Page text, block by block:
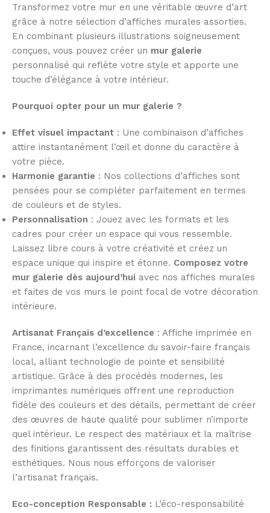
Transformez votre mur en une véritable œuvre d’art
grâce à notre sélection d’affiches murales assorties.
En combinant plusieurs illustrations soigneusement
conçues, vous pouvez créer un mur galerie
personnalisé qui reflète votre style et apporte une
touche d’élégance à votre intérieur.
Pourquoi opter pour un mur galerie ?
Effet visuel impactant : Une combinaison d’affiches
attire instantanément l’œil et donne du caractère à
votre pièce.
Harmonie garantie : Nos collections d’affiches sont
pensées pour se compléter parfaitement en termes
de couleurs et de styles.
Personnalisation : Jouez avec les formats et les
cadres pour créer un espace qui vous ressemble.
Laissez libre cours à votre créativité et créez un
espace unique qui inspire et étonne. Composez votre
mur galerie dès aujourd’hui avec nos affiches murales
et faites de vos murs le point focal de votre décoration
intérieure.
Artisanat Français d’excellence : Affiche imprimée en
France, incarnant l’excellence du savoir-faire français
local, alliant technologie de pointe et sensibilité
artistique. Grâce à des procédés modernes, les
imprimantes numériques offrent une reproduction
fidèle des couleurs et des détails, permettant de créer
des œuvres de haute qualité pour sublimer n’importe
quel intérieur. Le respect des matériaux et la maîtrise
des finitions garantissent des résultats durables et
esthétiques. Nous nous efforçons de valoriser
l’artisanat français.
Eco-conception Responsable : L’éco-responsabilité